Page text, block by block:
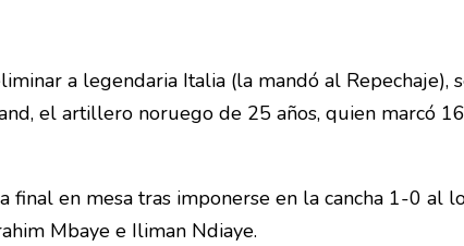
a legendaria Italia (la mandó al Repechaje),
el artillero noruego de 25 años, quien marcó
final en mesa tras imponerse en la cancha 1-0 al
Mbaye e Iliman Ndiaye.